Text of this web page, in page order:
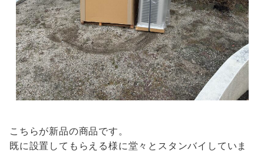
こちらが新品の商品です。
既に設置してもらえる様に堂々とスタンバイしていま